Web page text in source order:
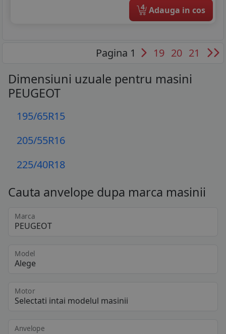
4 Adauga in cos
Pagina 1 19 20 21
Dimensiuni uzuale pentru masini
PEUGEOT
195/65R15
205/55R16
225/40R18
Cauta anvelope dupa marca masinii
Marca
Model
Motor
Anvelope